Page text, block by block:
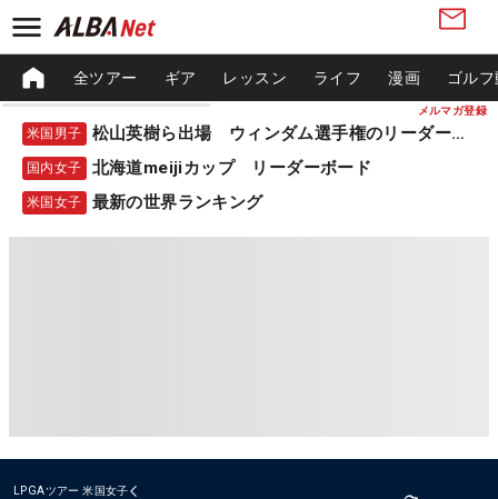
メルマガ登録
全ツアー ギア レッスン ライフ 漫画 ゴル
米国男子 松山英樹ら出場 ウィンダム選手権のリーダーボード
国内女子 北海道meijiカップ リーダーボード
米国女子 最新の世界ランキング
LPGAツアー 米国女子